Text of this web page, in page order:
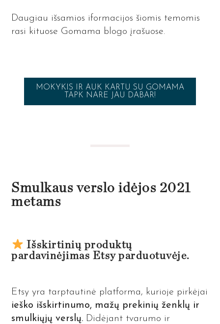
Daugiau išsamios iformacijos šiomis temomis
rasi kituose Gomama blogo įrašuose.
MOKYKIS IR AUK KARTU SU GOMAMA
TAPK NARE JAU DABAR!
Smulkaus verslo idėjos 2021
metams
Išskirtinių produktų
pardavinėjimas Etsy parduotuvėje.
Etsy yra tarptautinė platforma, kurioje pirkėjai
ieško išskirtinumo, mažų prekinių ženklų ir
smulkiųjų verslų. Didėjant tvarumo ir